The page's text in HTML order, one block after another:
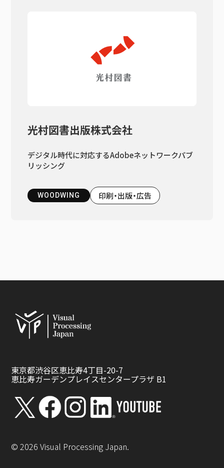
光村図書出版株式会社
デジタル時代に対応するAdobeネットワークパブ
リッシング
WOODWING 印刷・出版・広告
東京都渋谷区恵比寿4丁目-20-7
恵比寿ガーデンプレイスセンタープラザ B1
©2026 Visual Processing Japan.